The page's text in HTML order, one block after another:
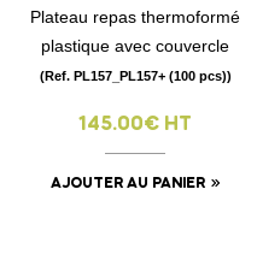
Plateau repas thermoformé
plastique avec couvercle
(Ref. PL157_PL157+ (100 pcs))
145.00€ HT
AJOUTER AU PANIER